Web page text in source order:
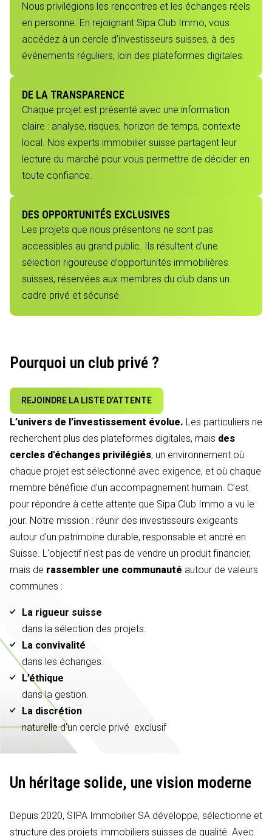
Nous privilégions les rencontres et les échanges réels
en personne. En rejoignant Sipa Club Immo, vous
accédez à un cercle d’investisseurs suisses, à des
événements réguliers, loin des plateformes digitales.
DE LA TRANSPARENCE
Chaque projet est présenté avec une information
claire : analyse, risques, horizon de temps, contexte
local. Nos experts immobilier suisse partagent leur
lecture du marché pour vous permettre de décider en
toute confiance.
DES OPPORTUNITÉS EXCLUSIVES
Les projets que nous présentons ne sont pas
accessibles au grand public. Ils résultent d’une
sélection rigoureuse d’opportunités immobilières
suisses, réservées aux membres du club dans un
cadre privé et sécurisé.
Pourquoi un club privé ?
REJOINDRE LA LISTE D’ATTENTE
L’univers de l’investissement évolue. Les particuliers ne
recherchent plus des plateformes digitales, mais des
cercles d'échanges privilégiés, un environnement où
chaque projet est sélectionné avec exigence, et où chaque
membre bénéficie d'un accompagnement humain. C'est
pour répondre à cette attente que Sipa Club Immo a vu le
jour. Notre mission : réunir des investisseurs exigeants
autour d'un patrimoine durable, responsable et ancré en
Suisse. L'objectif n'est pas de vendre un produit financier,
mais de rassembler une communauté autour de valeurs
communes :
La rigueur suisse
dans la sélection des projets.
La convivalité
dans les échanges.
L’éthique
dans la gestion.
La discrétion
naturelle d'un cercle privé exclusif
Un héritage solide, une vision moderne
Depuis 2020, SIPA Immobilier SA développe, sélectionne et
structure des projets immobiliers suisses de qualité. Avec